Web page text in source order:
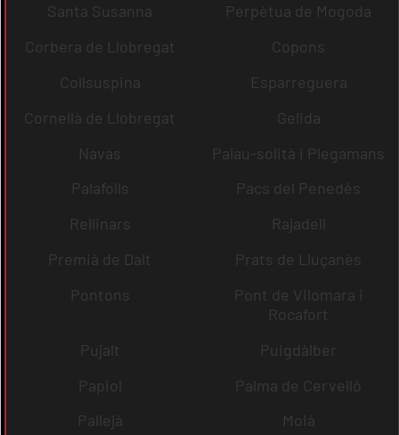
Santa Susanna
Perpètua de Mogoda
Corbera de Llobregat
Copons
Collsuspina
Esparreguera
Cornellà de Llobregat
Gelida
Navas
Palau-solità i Plegamans
Palafolls
Pacs del Penedès
Rellinars
Rajadell
Premià de Dalt
Prats de Lluçanès
Pontons
Pont de Vilomara i
Rocafort
Pujalt
Puigdàlber
Papiol
Palma de Cervelló
Pallejà
Moià